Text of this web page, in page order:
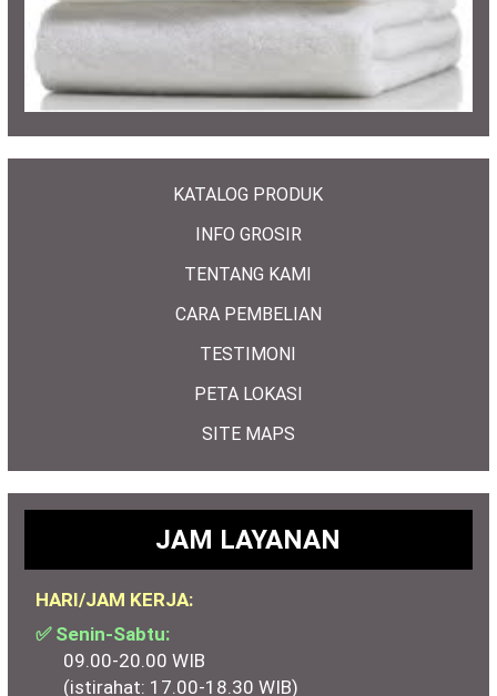
KATALOG PRODUK
INFO GROSIR
TENTANG KAMI
CARA PEMBELIAN
TESTIMONI
PETA LOKASI
SITE MAPS
JAM LAYANAN
HARI/JAM KERJA:
✅ Senin-Sabtu:
09.00-20.00 WIB
(istirahat: 17.00-18.30 WIB)